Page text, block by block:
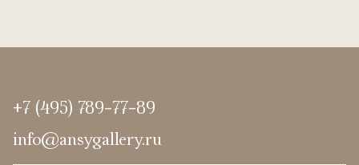
+7 (495) 789-77-89
info@ansygallery.ru